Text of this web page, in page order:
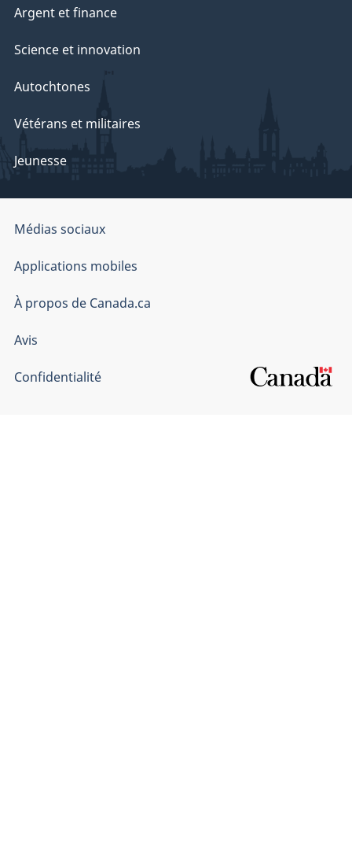
Argent et finance
Science et innovation
Autochtones
Vétérans et militaires
Jeunesse
Organisation
du
gouvernement
du
Canada
Médias sociaux
Applications mobiles
À propos de Canada.ca
Avis
Confidentialité